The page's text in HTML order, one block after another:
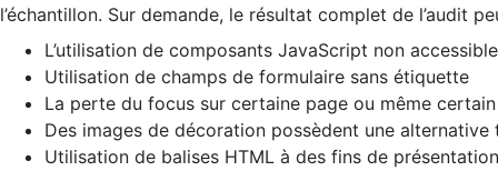
l’échantillon. Sur demande, le résultat complet de l’audit
L’utilisation de composants JavaScript non
Utilisation de champs de formulaire sans étiquette
La perte du focus sur certaine page ou même
Des images de décoration possèdent une alternative
Utilisation de balises HTML à des fins de